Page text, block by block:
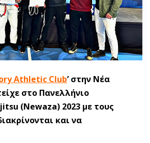
Athletic Club’ στην Νέα
στο Πανελλήνιο
(Newaza) 2023 με τους
και να